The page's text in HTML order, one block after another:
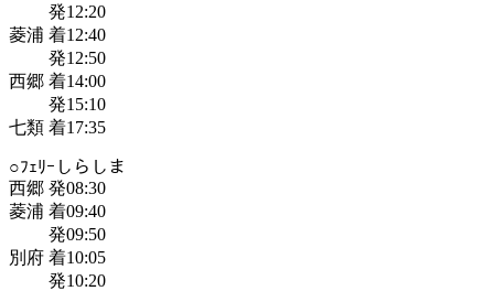
発12:20
菱浦 着12:40
発12:50
西郷 着14:00
発15:10
七類 着17:35
○ﾌｪﾘｰしらしま
西郷 発08:30
菱浦 着09:40
発09:50
別府 着10:05
発10:20